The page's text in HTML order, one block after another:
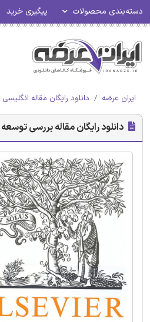
دسته‌بندی محصولات پیگیری خرید
ایران عرضه دانلود رایگان مقاله
دانلود رایگان مقاله بررسی